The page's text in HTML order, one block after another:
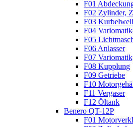
F01
F02 Zylinder,
F03
F04
F05
F06 Anlasser
F07
F08 Kupplung
F09 Getriebe
F10
F11 Vergaser
F12 Öltank
Benero QT-12P
F01